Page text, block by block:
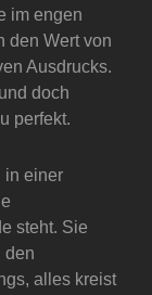
im engen
den Wert von
Ausdrucks.
doch
perfekt.
in einer
steht. Sie
den
alles kreist